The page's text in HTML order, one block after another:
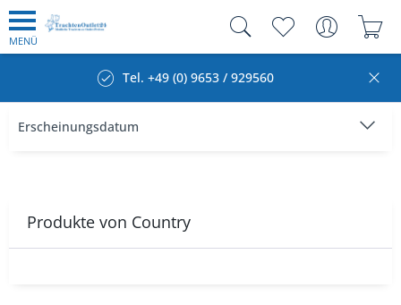
MENÜ
Tel. +49 (0) 9653 / 929560
Produkte von Country